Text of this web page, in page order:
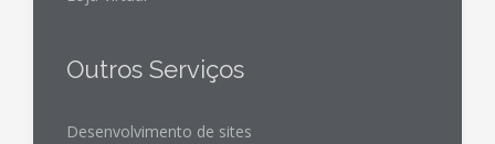
Outros Serviços
Desenvolvimento de sites